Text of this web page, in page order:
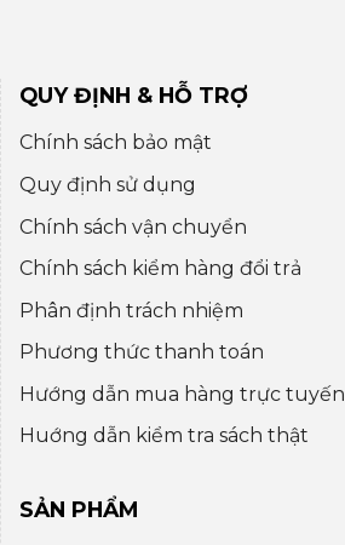
QUY ĐỊNH & HỖ TRỢ
Chính sách bảo mật
Quy định sử dụng
Chính sách vận chuyển
Chính sách kiểm hàng đổi trả
Phân định trách nhiệm
Phương thức thanh toán
Hướng dẫn mua hàng trực tuyến
Huớng dẫn kiểm tra sách thật
SẢN PHẨM